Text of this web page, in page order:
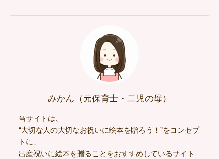
みかん（元保育士・二児の母）
当サイトは、
“大切な人の大切なお祝いに絵本を贈ろう！”をコンセプ
トに、
出産祝いに絵本を贈ることをおすすめしているサイト